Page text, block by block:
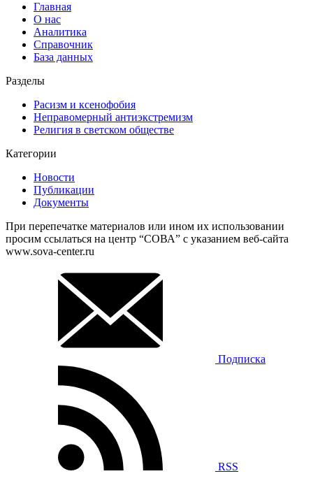
Главная
О нас
Аналитика
Справочник
База данных
Разделы
Расизм и ксенофобия
Неправомерный антиэкстремизм
Религия в светском обществе
Категории
Новости
Публикации
Документы
При перепечатке материалов или ином их использовании
просим ссылаться на центр “СОВА” с указанием веб-сайта
www.sova-center.ru
Подписка
RSS